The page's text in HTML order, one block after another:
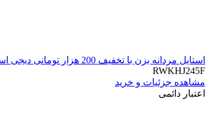
استایل مردانه بزن با تخفیف 200 هزار تومانی دیجی استایل
RWKHJ245F
مشاهده جزئیات و خرید
اعتبار دائمی